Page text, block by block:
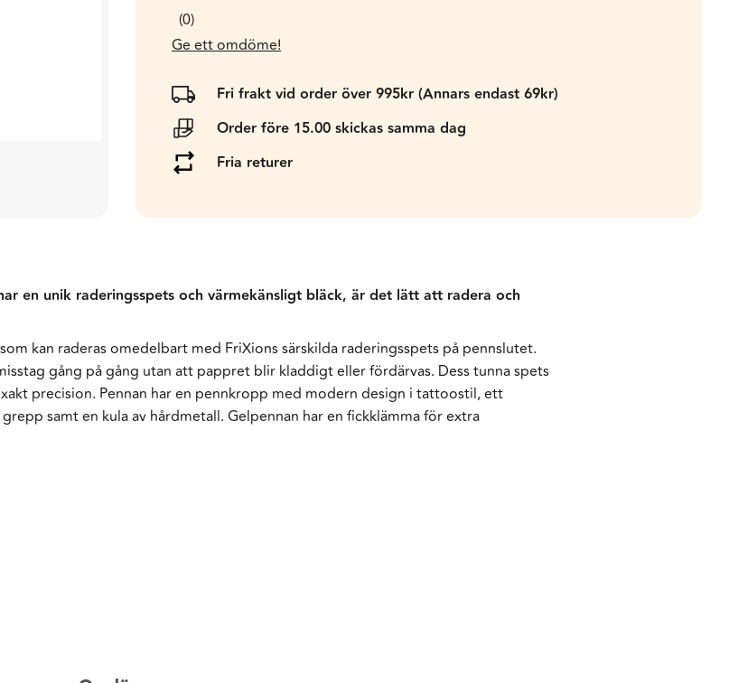
0
Ge ett omdöme!
Fri frakt vid order över 995kr (Annars endast 69kr)
Order före 15.00 skickas samma dag
Fria returer
en unik raderingsspets och värmekänsligt bläck, är det lätt att radera och
kan raderas omedelbart med FriXions särskilda raderingsspets på pennslutet.
gång på gång utan att pappret blir kladdigt eller fördärvas. Dess tunna spets
precision. Pennan har en pennkropp med modern design i tattoostil, ett
samt en kula av hårdmetall. Gelpennan har en fickklämma för extra